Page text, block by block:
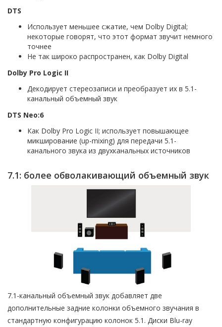
DTS
Использует меньшее сжатие, чем Dolby Digital;
некоторые говорят, что этот формат звучит немного
точнее
Не так широко распространен, как Dolby Digital
Dolby Pro Logic II
Декодирует стереозаписи и преобразует их в 5.1-
канальный объемный звук
DTS Neo:6
Как Dolby Pro Logic II; использует повышающее
микширование (up-mixing) для передачи 5.1-
канального звука из двухканальных источников
7.1: более обволакивающий объемный звук
7.1-канальный объемный звук добавляет две
дополнительные задние колонки объемного звучания в
стандартную конфигурацию колонок 5.1. Диски Blu-ray